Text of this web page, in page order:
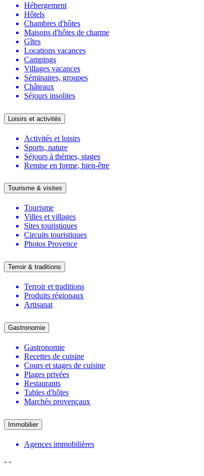
Hébergement
Hôtels
Chambres d'hôtes
Maisons d'hôtes de charme
Gîtes
Locations vacances
Campings
Villages vacances
Séminaires, groupes
Châteaux
Séjours insolites
Loisirs et activités
Activités et loisirs
Sports, nature
Séjours à thèmes, stages
Remise en forme, bien-être
Tourisme & visites
Tourisme
Villes et villages
Sites touristiques
Circuits touristiques
Photos Provence
Terroir & traditions
Terroir et traditions
Produits régionaux
Artisanat
Gastronomie
Gastronomie
Recettes de cuisine
Cours et stages de cuisine
Plages privées
Restaurants
Tables d'hôtes
Marchés provençaux
Immobilier
Agences immobilières
- -